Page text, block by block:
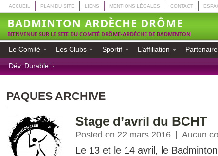
ACCUEIL PLAN DU SITE LIENS MENTIONS LÉGALES CONTACT
BADMINTON ARDÈCHE DRÔME
BIENVENUE SUR LE SITE DU COMITÉ DRÔME-ARDÈCHE DE BADMINTON
Le Comité Les Clubs Sportif L’affiliation
Dév. Durable
PAQUES ARCHIVE
Stage d’avril du BCHT
Posted on 22 mars 2016 Aucun
Le 13 et le 14 avril, le